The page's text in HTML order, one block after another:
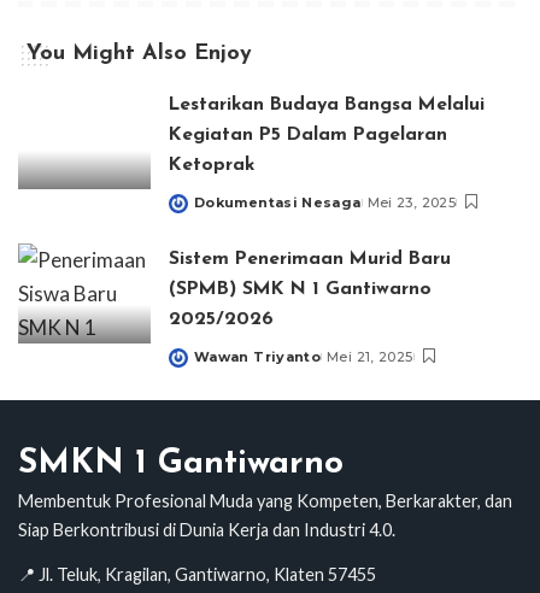
You Might Also Enjoy
Lestarikan Budaya Bangsa Melalui
Kegiatan P5 Dalam Pagelaran
Ketoprak
Posted
Dokumentasi Nesaga Mei 23, 2025
Sistem Penerimaan Murid Baru
(SPMB) SMK N 1 Gantiwarno
2025/2026
Posted
Wawan Triyanto Mei 21, 2025
SMKN 1 Gantiwarno
Membentuk Profesional Muda yang Kompeten, Berkarakter, dan
Siap Berkontribusi di Dunia Kerja dan Industri 4.0.
📍 Jl. Teluk, Kragilan, Gantiwarno, Klaten 57455